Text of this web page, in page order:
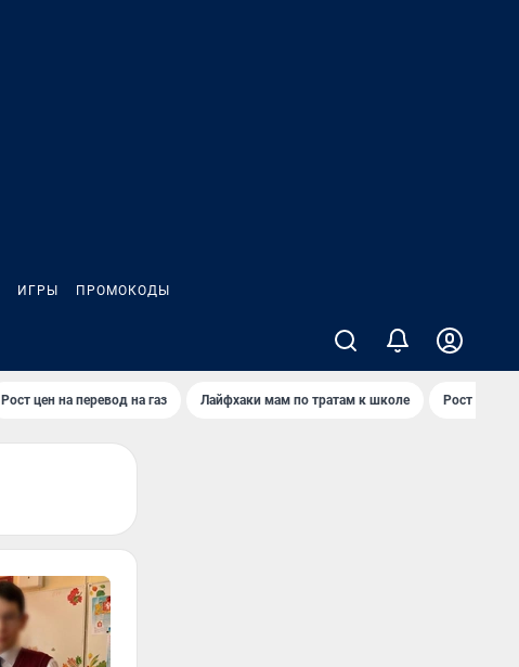
ИГРЫ ПРОМОКОДЫ
Рост цен на перевод на газ Лайфхаки мам по тратам к школе Рост цен на